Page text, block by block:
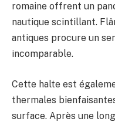
romaine offrent un
nautique scintillant.
antiques procure un
incomparable.
Cette halte est
thermales
surface. Après une